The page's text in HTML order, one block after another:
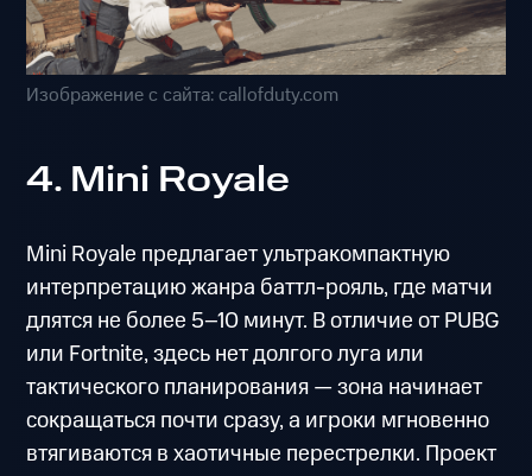
Изображение с сайта: callofduty.com
4. Mini Royale
Mini Royale предлагает ультракомпактную
интерпретацию жанра баттл-рояль, где матчи
длятся не более 5–10 минут. В отличие от PUBG
или Fortnite, здесь нет долгого луга или
тактического планирования — зона начинает
сокращаться почти сразу, а игроки мгновенно
втягиваются в хаотичные перестрелки. Проект